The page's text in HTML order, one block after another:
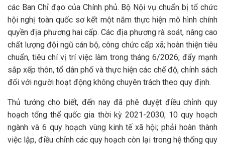
các Ban Chỉ đạo của Chính phủ. Bộ Nội vụ chuẩn bị tổ chức
hội nghị toàn quốc sơ kết một năm thực hiện mô hình chính
quyền địa phương hai cấp. Các địa phương rà soát, nâng cao
chất lượng đội ngũ cán bộ, công chức cấp xã; hoàn thiện tiêu
chuẩn, tiêu chí vị trí việc làm trong tháng 6/2026; đẩy mạnh
sắp xếp thôn, tổ dân phố và thực hiện các chế độ, chính sách
đối với người hoạt động không chuyên trách theo quy định.
Thủ tướng cho biết, đến nay đã phê duyệt điều chỉnh quy
hoạch tổng thể quốc gia thời kỳ 2021-2030, 10 quy hoạch
ngành và 6 quy hoạch vùng kinh tế xã hội; phải hoàn thành
việc lập, điều chỉnh các quy hoạch còn lại trong hệ thống quy